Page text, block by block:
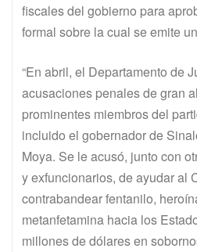
fiscales del gobierno para
formal sobre la cual se emite
“En abril, el Departamento de
acusaciones penales de gran
prominentes miembros del
incluido el gobernador de
Moya. Se le acusó, junto con
y exfuncionarios, de ayudar al
contrabandear fentanilo,
metanfetamina hacia los
millones de dólares en